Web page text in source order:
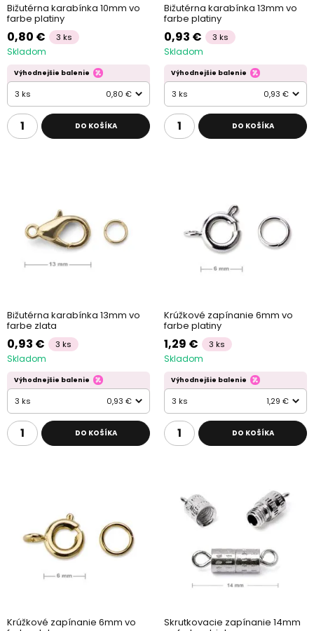
Bižutérna karabínka 10mm vo
farbe platiny
0,80 € 3 ks
Skladom
Výhodnejšie balenie
3 ks 0,80 €
DO KOŠÍKA
Bižutérna karabínka 13mm vo
farbe platiny
0,93 € 3 ks
Skladom
Výhodnejšie balenie
3 ks 0,93 €
DO KOŠÍKA
Bižutérna karabínka 13mm vo
farbe zlata
0,93 € 3 ks
Skladom
Výhodnejšie balenie
3 ks 0,93 €
DO KOŠÍKA
Krúžkové zapínanie 6mm vo
farbe platiny
1,29 € 3 ks
Skladom
Výhodnejšie balenie
3 ks 1,29 €
DO KOŠÍKA
Krúžkové zapínanie 6mm vo Skrutkovacie zapínanie 14mm